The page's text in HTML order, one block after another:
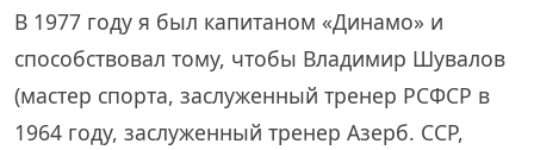
В 1977 году я был капитаном «Динамо» и
способствовал тому, чтобы Владимир Шувалов
(мастер спорта, заслуженный тренер РСФСР в
1964 году, заслуженный тренер Азерб. ССР,